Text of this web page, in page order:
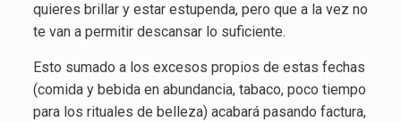
quieres brillar y estar estupenda, pero que a la vez no
te van a permitir descansar lo suficiente.
Esto sumado a los excesos propios de estas fechas
(comida y bebida en abundancia, tabaco, poco tiempo
para los rituales de belleza) acabará pasando factura,